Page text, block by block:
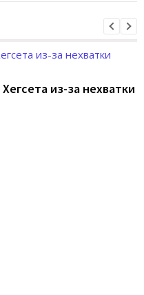
из-за нехватки